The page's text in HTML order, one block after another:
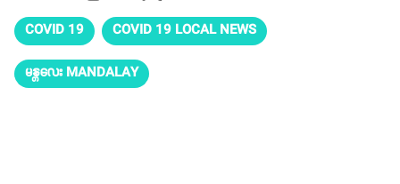
COVID 19 COVID 19 LOCAL NEWS
မန္တလေး MANDALAY